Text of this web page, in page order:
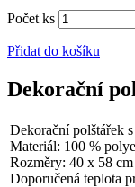
Počet ks
Přidat do košíku
Dekorační
Dekorační polštářek
Materiál: 100 %
Rozměry: 40 x 58 cm
Doporučená teplota